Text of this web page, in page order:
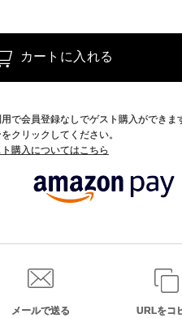
カートに入れる
で会員登録なしでゲスト購入ができま
クリックしてください。
購入についてはこちら
メールで送る URLをコ